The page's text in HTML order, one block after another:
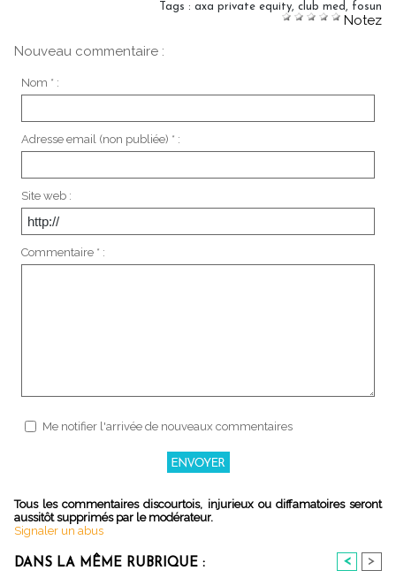
Tags : axa private equity, club med, fosun
Notez
Nouveau commentaire :
Nom * :
Adresse email (non publiée) * :
Site web :
Commentaire * :
Me notifier l'arrivée de nouveaux commentaires
Tous les commentaires discourtois, injurieux ou diffamatoires seront
aussitôt supprimés par le modérateur.
Signaler un abus
DANS LA MÊME RUBRIQUE : < >